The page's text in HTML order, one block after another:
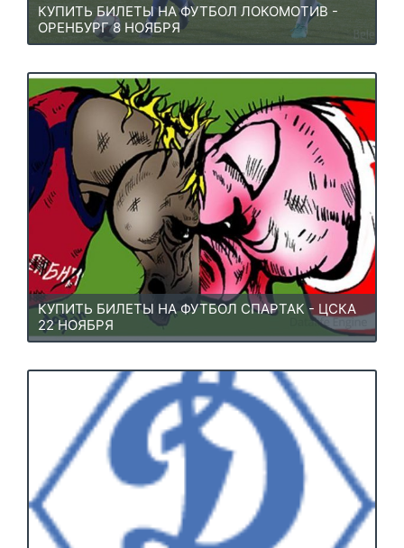
КУПИТЬ БИЛЕТЫ НА ФУТБОЛ ЛОКОМОТИВ -
ОРЕНБУРГ 8 НОЯБРЯ
КУПИТЬ БИЛЕТЫ НА ФУТБОЛ СПАРТАК - ЦСКА
22 НОЯБРЯ